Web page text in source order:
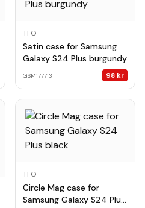
TFO
Satin case for Samsung
Galaxy S24 Plus burgundy
GSM177713 98 kr
TFO
Circle Mag case for
Samsung Galaxy S24 Plus